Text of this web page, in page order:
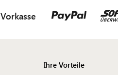
Vorkasse
Ihre Vorteile